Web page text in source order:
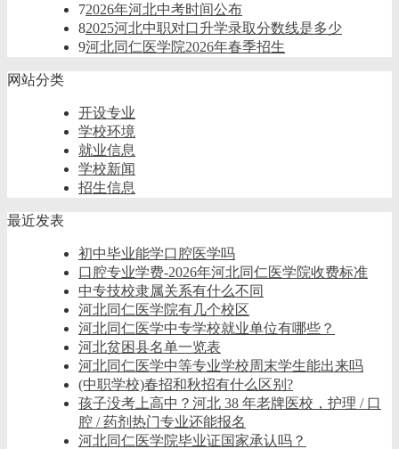
72026年河北中考时间公布
82025河北中职对口升学录取分数线是多少
9河北同仁医学院2026年春季招生
网站分类
开设专业
学校环境
就业信息
学校新闻
招生信息
最近发表
初中毕业能学口腔医学吗
口腔专业学费-2026年河北同仁医学院收费标准
中专技校隶属关系有什么不同
河北同仁医学院有几个校区
河北同仁医学中专学校就业单位有哪些？
河北贫困县名单一览表
河北同仁医学中等专业学校周末学生能出来吗
(中职学校)春招和秋招有什么区别?
孩子没考上高中？河北 38 年老牌医校，护理 / 口
腔 / 药剂热门专业还能报名
河北同仁医学院毕业证国家承认吗？